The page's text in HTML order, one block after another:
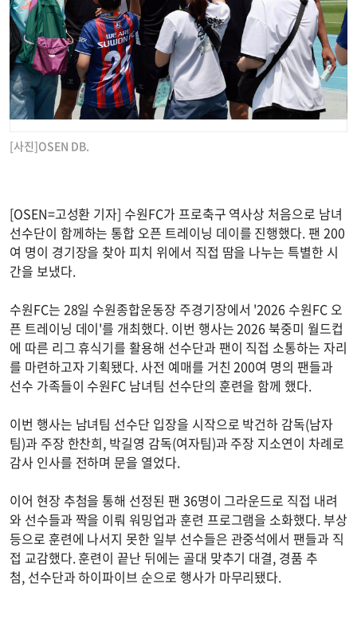
[사진]OSEN DB.
[OSEN=고성환 기자] 수원FC가 프로축구 역사상 처음으로 남녀
선수단이 함께하는 통합 오픈 트레이닝 데이를 진행했다. 팬 200
여 명이 경기장을 찾아 피치 위에서 직접 땀을 나누는 특별한 시
간을 보냈다.
수원FC는 28일 수원종합운동장 주경기장에서 '2026 수원FC 오
픈 트레이닝 데이'를 개최했다. 이번 행사는 2026 북중미 월드컵
에 따른 리그 휴식기를 활용해 선수단과 팬이 직접 소통하는 자리
를 마련하고자 기획됐다. 사전 예매를 거친 200여 명의 팬들과
선수 가족들이 수원FC 남녀팀 선수단의 훈련을 함께 했다.
이번 행사는 남녀팀 선수단 입장을 시작으로 박건하 감독(남자
팀)과 주장 한찬희, 박길영 감독(여자팀)과 주장 지소연이 차례로
감사 인사를 전하며 문을 열었다.
이어 현장 추첨을 통해 선정된 팬 36명이 그라운드로 직접 내려
와 선수들과 짝을 이뤄 워밍업과 훈련 프로그램을 소화했다. 부상
등으로 훈련에 나서지 못한 일부 선수들은 관중석에서 팬들과 직
접 교감했다. 훈련이 끝난 뒤에는 골대 맞추기 대결, 경품 추
첨, 선수단과 하이파이브 순으로 행사가 마무리됐다.